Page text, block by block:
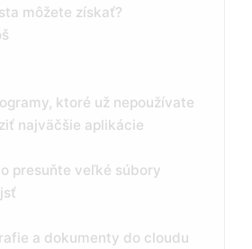
môžete získať?
ktoré už nepoužívate
najväčšie aplikácie
presuňte veľké súbory
a dokumenty do cloudu